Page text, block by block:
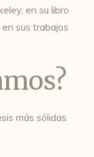
en su libro
sus trabajos
más sólidas